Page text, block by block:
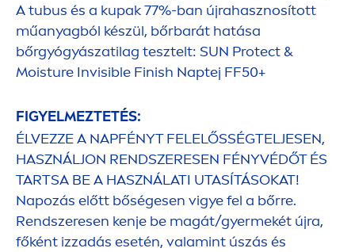
A tubus és a kupak 77%-ban újrahasznosított
műanyagból készül, bőrbarát hatása
bőrgyógyászatilag tesztelt: SUN Protect&
Moisture Invisible Finish Naptej FF50+
FIGYELMEZTETÉS:
ÉLVEZZE A NAPFÉNYT FELELŐSSÉGTELJESEN,
HASZNÁLJON RENDSZERESEN FÉNYVÉDŐT ÉS
TARTSA BE A HASZNÁLATI UTASÍTÁSOKAT!
Napozás előtt bőségesen vigye fel a bőrre.
Rendszeresen kenje be magát/gyermekét újra,
főként izzadás esetén, valamint úszás és